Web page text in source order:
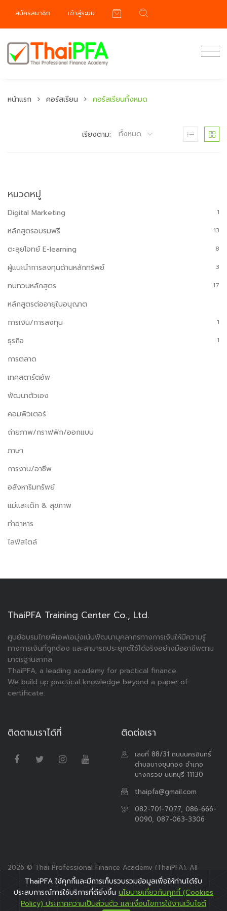
สมัครสมาชิก เข้าสู่ระบบ
หน้าแรก คอร์สเรียน คอร์สเรียนทั้งหมด
เรียงตาม: ทั้งหมด
หมวดหมู่
Digital Marketing 1
หลักสูตรอบรมฟรี 13
ตะลุยโจทย์ E-learning 8
ผู้แนะนำการลงทุนด้านหลักทรัพย์ 3
ทบทวนหลักสูตร 17
หลักสูตรต่ออายุใบอนุญาต
การเงิน/การลงทุน
1
ธุรกิจ 1
การตลาด
เทคสตาร์ตอัพ
พัฒนาตัวเอง
คอมพิวเตอร์
ถ่ายภาพ/กราฟฟิก/ออกแบบ
ภาษา
การงาน/อาชีพ
อสังหาริมทรัพย์
แม่และเด็ก & สุขภาพ
ทำอาหาร
ไลฟ์สไตล์
ThaiPFA Training Center Co., Ltd.
ศูนย์อบรมไทยพีเอฟเอมุ่งเน้นพัฒนาบุคลากรทางการเงินให้มีความรู้
ทางการเงินที่ถูกต้อง และสามารถประยุกต์ใช้ได้จริงอย่างมืออาชีพตาม
มาตรฐานสากล
ThaiPFA, a leading academy for practical finance.
We build up practical knowledge beyond a paper of
certificate.
ติดตามเราได้ที่ ติดต่อเรา
เลขที่ 88/31 ถนนนครอินทร์
ตำบลบางขุนกอง อำเภอ
บางกรวย นนทบุรี 11130
thaipfa@gmail.com
082-701-7077, 086-666-
0090, 087-063-3306
2026 © Thai Professional Finance Academy (ThaiPFA). All
Rights Reserved.
ThaiPFA ใช้คุกกี้และมีการเก็บรวบรวมข้อมูลเพื่อให้ท่านได้รับ
ประสบการณ์การใช้บริการที่ดียิ่งขึ้น นโยบายเกี่ยวกับคุกกี้ (Cookies
Policy) ประกาศความเป็นส่วนตัว และเงื่อนไขการใช้งานเว็บไซต์